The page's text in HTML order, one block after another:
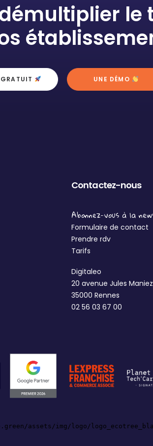
le
UNE DÉMO
Contactez-nous
Abonnez-vous à la
Formulaire de contact
Prendre rdv
Tarifs
Digitaleo
20 avenue Jules Maniez
35000 Rennes
02 56 03 67 00